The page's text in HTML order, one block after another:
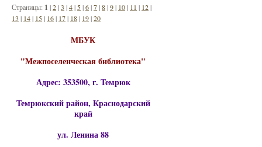
Страницы: 1 |2|3 |4| 5|6|7|8|9| 10| 11 | 12|
13 | 14| 15| 16| 17| 18| 19|20
МБУК
"Межпоселенческая библиотека"
Адрес: 353500, г. Темрюк
Темрюкский район, Краснодарский
край
ул. Ленина 88